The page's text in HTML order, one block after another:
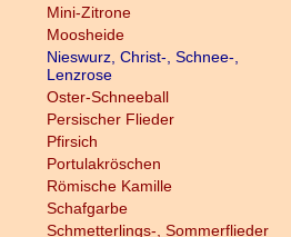
Mini-Zitrone
Moosheide
Nieswurz, Christ-, Schnee-,
Lenzrose
Oster-Schneeball
Persischer Flieder
Pfirsich
Portulakröschen
Römische Kamille
Schafgarbe
Schmetterlings-, Sommerflieder